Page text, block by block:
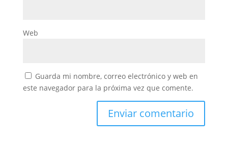
Web
Guarda mi nombre, correo electrónico y web en
este navegador para la próxima vez que comente.